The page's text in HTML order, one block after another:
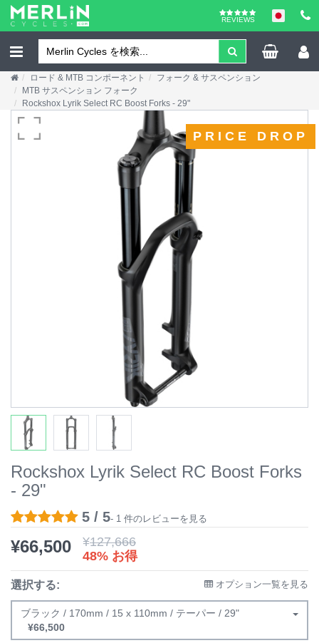
REVIEWS
ロード & MTB コンポーネント
フォーク & サスペンション
MTB サスペンション フォーク
Rockshox Lyrik Select RC Boost Forks - 29"
PRICE DROP
Rockshox Lyrik Select RC Boost Forks
- 29"
5 / 5- 1 件のレビューを見る
¥66,500 ¥127,666
48% お得
選択する: オプション一覧を見る
ブラック / 170mm / 15 x 110mm / テーパー / 29"
¥66,500